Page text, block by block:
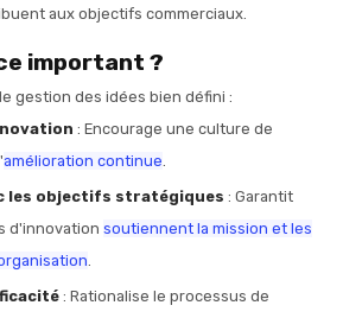
aux objectifs commerciaux.
important ?
gestion des idées bien défini :
: Encourage une culture de
amélioration continue
les objectifs stratégiques : Garantit
d'innovation soutiennent la mission et les
.
: Rationalise le processus de